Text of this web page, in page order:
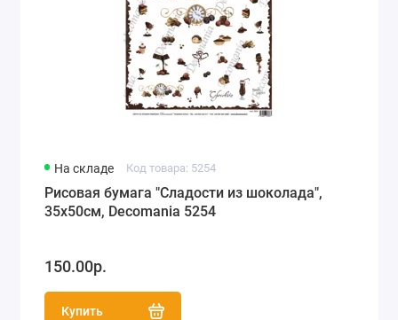
На складе Код товара: 5254
Рисовая бумага "Сладости из шоколада",
35х50см, Decomania 5254
150.00р.
Купить